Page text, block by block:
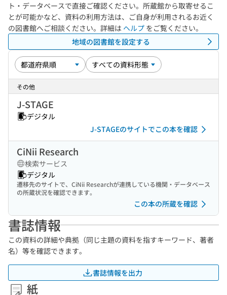
ト・データベースで直接ご確認ください。所蔵館から取寄せるこ
とが可能かなど、資料の利用方法は、ご自身が利用されるお近く
の図書館へご相談ください。詳細は ヘルプ をご覧ください。
地域の図書館を設定する
その他
J-STAGE
デジタル
J-STAGEのサイトでこの本を確認
CiNii Research
検索サービス
デジタル
遷移先のサイトで、CiNii Researchが連携している機関・データベース
の所蔵状況を確認できます。
この本の所蔵を確認
書誌情報
この資料の詳細や典拠（同じ主題の資料を指すキーワード、著者
名）等を確認できます。
書誌情報を出力
紙